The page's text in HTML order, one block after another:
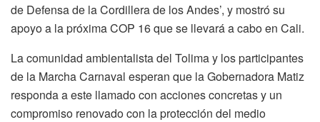
de Defensa de la Cordillera de los Andes’, y mostró su
apoyo a la próxima COP 16 que se llevará a cabo en Cali.
La comunidad ambientalista del Tolima y los participantes
de la Marcha Carnaval esperan que la Gobernadora Matiz
responda a este llamado con acciones concretas y un
compromiso renovado con la protección del medio